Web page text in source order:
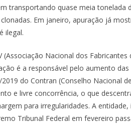
transportando quase meia tonelada
Em janeiro, apuração já
ilegal.
(Associação Nacional dos
é a responsável pelo aumento
do Contran (Conselho Nacional
e livre concorrência, o que
para irregularidades. A
Tribunal Federal em fevereiro